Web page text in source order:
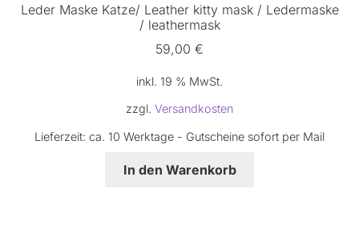
Leder Maske Katze/ Leather kitty mask / Ledermaske
/ leathermask
59,00 €
inkl. 19 % MwSt.
zzgl. Versandkosten
Lieferzeit: ca. 10 Werktage - Gutscheine sofort per Mail
In den Warenkorb